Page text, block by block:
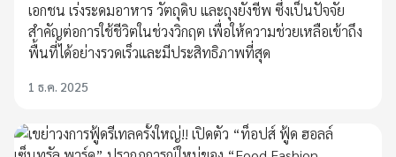
เอกชน เร่งระดมอาหาร วัตถุดิบ และถุงยังชีพ ซึ่งเป็นปัจจัย
สำคัญต่อการใช้ชีวิตในช่วงวิกฤต เพื่อให้ความช่วยเหลือเข้าถึง
พื้นที่ได้อย่างรวดเร็วและมีประสิทธิภาพที่สุด
1 ธ.ค. 2025